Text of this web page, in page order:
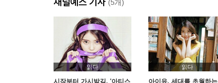
(5개)
읽다
시작부터 가시밭길, '아티스
읽다
아이유, 세대를 초월하